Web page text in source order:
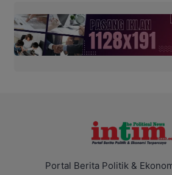
Portal Berita Politik &